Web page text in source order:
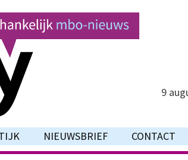
9
NIEUWSBRIEF CONTACT